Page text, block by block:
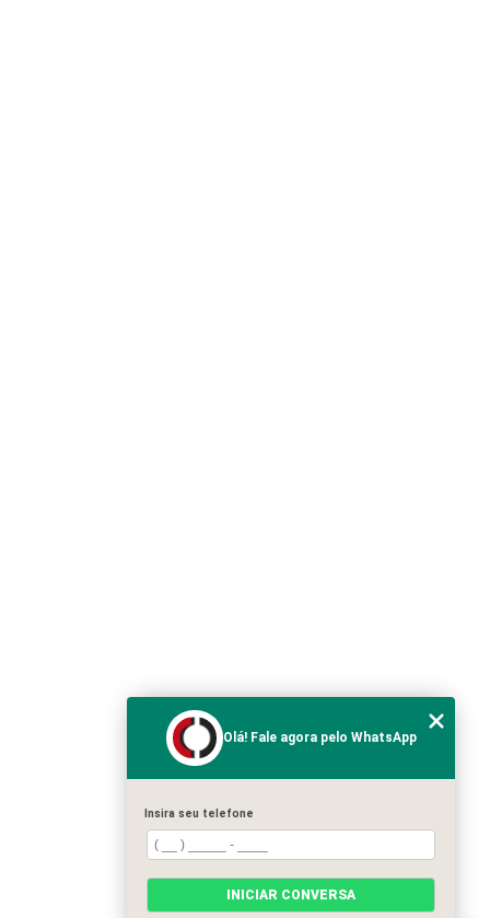
Olá! Fale agora pelo WhatsApp
Insira seu telefone
INICIAR CONVERSA